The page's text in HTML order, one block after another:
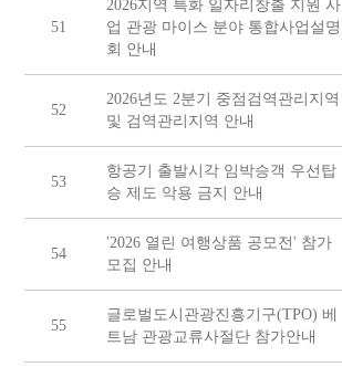
51
2026지역 특화 일자리창출 지원 사
업 관광 마이스 분야 통합사업설명
회 안내
52
2026년도 2분기 중점검역관리지역
및 검역관리지역 안내
53
항공기 출발시각 임박승객 우선탑
승 제도 악용 금지 안내
54
'2026 열린 여행상품 공모전' 참가
모집 안내
55
글로벌도시관광진흥기구(TPO) 베
트남 관광교류사절단 참가안내